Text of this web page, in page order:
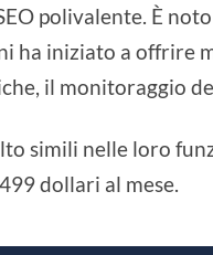
polivalente. È
ha iniziato a offrire
il monitoraggio
simili nelle loro
dollari al mese.